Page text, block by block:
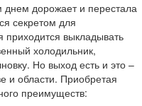
днем дорожает и перестала
секретом для
приходится выкладывать
холодильник,
Но выход есть и это –
и области. Приобретая
преимуществ: